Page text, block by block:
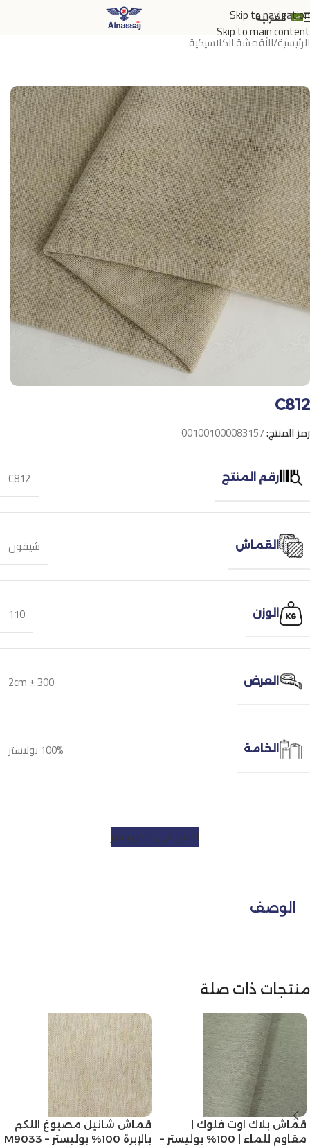
Skip to navigation
Skip to main content
العربية
الرئيسية/الأقمشة الكلاسيكية
C812
رمز المنتج:001001000083157
رقم المنتج C812
القماش شيفون
الوزن 110
العرض 300 ± 2cm
الخامة 100% بوليستر
احصل على عرض سعر
الوصف
منتجات ذات صلة
قماش بلاك اوت فلوك |
مقاوم للماء | 100% بوليستر –
قماش شانيل مصبوغ اللكم
بالإبرة 100% بوليستر – M9033